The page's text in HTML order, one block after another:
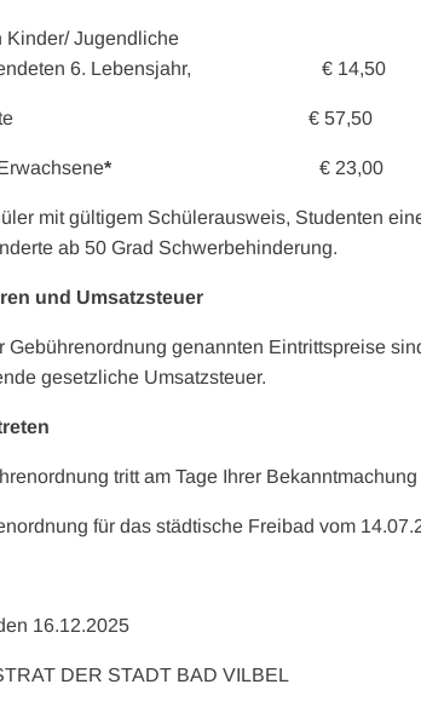
Kinder/ Jugendliche
6. Lebensjahr, € 14,50
€ 57,50
* € 23,00
mit gültigem Schülerausweis, Studenten
ab 50 Grad Schwerbehinderung.
und Umsatzsteuer
Gebührenordnung genannten Eintrittspreise
gesetzliche Umsatzsteuer.
tritt am Tage Ihrer Bekanntmachung
für das städtische Freibad vom
16.12.2025
DER STADT BAD VILBEL